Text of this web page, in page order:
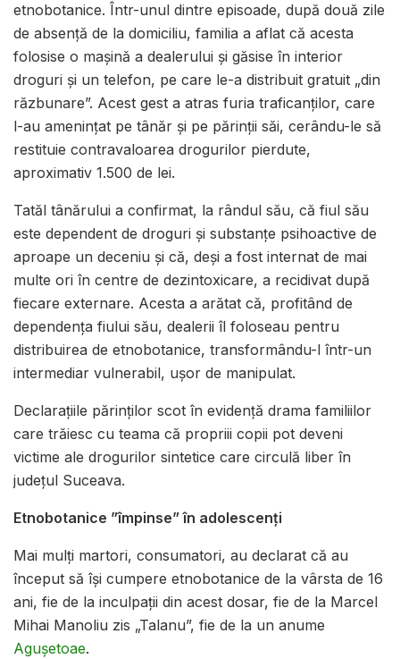
etnobotanice. Într-unul dintre episoade, după două zile
de absență de la domiciliu, familia a aflat că acesta
folosise o mașină a dealerului și găsise în interior
droguri și un telefon, pe care le-a distribuit gratuit „din
răzbunare”. Acest gest a atras furia traficanților, care
l-au amenințat pe tânăr și pe părinții săi, cerându-le să
restituie contravaloarea drogurilor pierdute,
aproximativ 1.500 de lei.
Tatăl tânărului a confirmat, la rândul său, că fiul său
este dependent de droguri și substanțe psihoactive de
aproape un deceniu și că, deși a fost internat de mai
multe ori în centre de dezintoxicare, a recidivat după
fiecare externare. Acesta a arătat că, profitând de
dependența fiului său, dealerii îl foloseau pentru
distribuirea de etnobotanice, transformându-l într-un
intermediar vulnerabil, ușor de manipulat.
Declarațiile părinților scot în evidență drama familiilor
care trăiesc cu teama că propriii copii pot deveni
victime ale drogurilor sintetice care circulă liber în
județul Suceava.
Etnobotanice ”împinse” în adolescenți
Mai mulți martori, consumatori, au declarat că au
început să își cumpere etnobotanice de la vârsta de 16
ani, fie de la inculpații din acest dosar, fie de la Marcel
Mihai Manoliu zis „Talanu”, fie de la un anume
Agușetoae.